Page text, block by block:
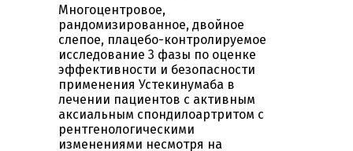
Многоцентровое,
рандомизированное, двойное
слепое, плацебо-контролируемое
исследование 3 фазы по оценке
эффективности и безопасности
применения Устекинумаба в
лечении пациентов с активным
аксиальным спондилоартритом с
рентгенологическими
изменениями несмотря на